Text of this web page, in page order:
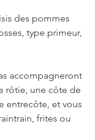
des pommes
type primeur,
accompagneront
rôtie, une côte de
entrecôte, et vous
frites ou